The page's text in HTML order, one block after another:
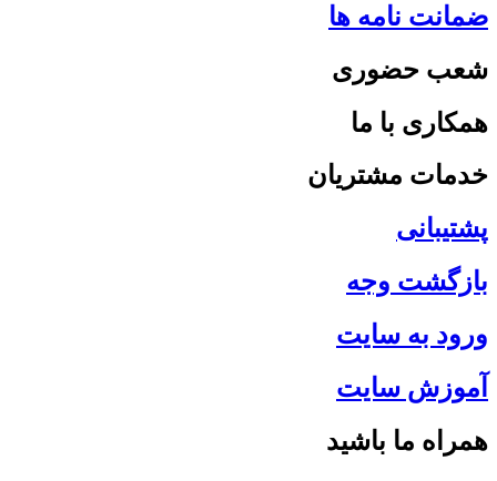
ضمانت نامه ها
شعب حضوری
همکاری با ما
خدمات مشتریان
پشتیبانی
بازگشت وجه
ورود به سایت
آموزش سایت
همراه ما باشید